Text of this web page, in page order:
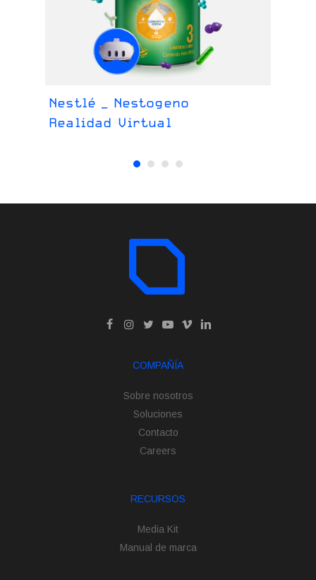
Nestlé _ Nestogeno
Realidad Virtual
COMPAÑÍA
Sobre nosotros
Soluciones
Contacto
Careers
RECURSOS
Media Kit
Manual de marca